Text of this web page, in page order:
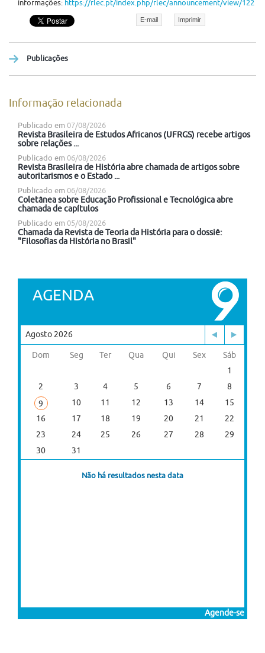
informações: https://rlec.pt/index.php/rlec/announcement/view/122
E-mail Imprimir
Publicações
Informação relacionada
Publicado em 07/08/2026
Revista Brasileira de Estudos Africanos (UFRGS) recebe artigos
sobre relações ...
Publicado em 06/08/2026
Revista Brasileira de História abre chamada de artigos sobre
autoritarismos e o Estado ...
Publicado em 06/08/2026
Coletânea sobre Educação Profissional e Tecnológica abre
chamada de capítulos
Publicado em 05/08/2026
Chamada da Revista de Teoria da História para o dossiê:
"Filosofias da História no Brasil"
AGENDA
Agosto 2026
Dom Seg Ter Qua Qui Sex
Sáb
1
2
3 4 5 6 7
8
9
10 11 12 13 14
15
16
17 18 19 20 21
22
23
24 25 26 27 28
29
30
31
Não há resultados nesta data
Agende-se